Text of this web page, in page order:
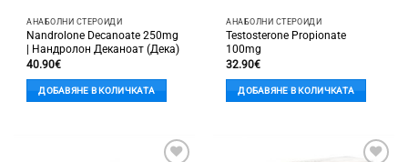
АНАБОЛНИ СТЕРОИДИ
Nandrolone Decanoate 250mg
| Нандролон Деканоат (Дека)
40.90€
ДОБАВЯНЕ В КОЛИЧКАТА
АНАБОЛНИ СТЕРОИДИ
Testosterone Propionate
100mg
32.90€
ДОБАВЯНЕ В КОЛИЧКАТА